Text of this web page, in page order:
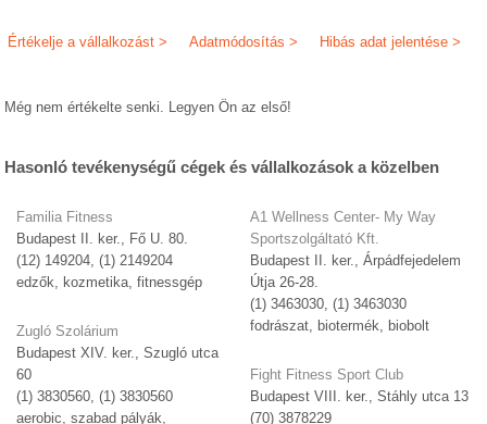
Hibás adat jelentése >
Adatmódosítás >
Értékelje a vállalkozást >
Még nem értékelte senki. Legyen Ön az első!
Hasonló tevékenységű cégek és vállalkozások a közelben
Familia Fitness
Budapest II. ker., Fő U. 80.
(12) 149204, (1) 2149204
edzők, kozmetika, fitnessgép
Zugló Szolárium
Budapest XIV. ker., Szugló utca
60
(1) 3830560, (1) 3830560
aerobic, szabad pályák,
A1 Wellness Center- My Way
Sportszolgáltató Kft.
Budapest II. ker., Árpádfejedelem
Útja 26-28.
(1) 3463030, (1) 3463030
fodrászat, biotermék, biobolt
Fight Fitness Sport Club
Budapest VIII. ker., Stáhly utca 13
(70) 3878229